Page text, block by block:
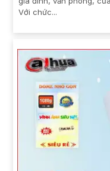
Với chức...